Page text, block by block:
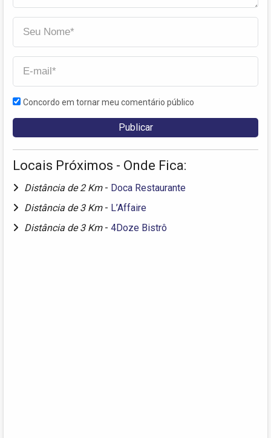
Concordo em tornar meu comentário público
Locais Próximos - Onde Fica:
Distância de 2 Km - Doca Restaurante
Distância de 3 Km - L’Affaire
Distância de 3 Km - 4Doze Bistrô